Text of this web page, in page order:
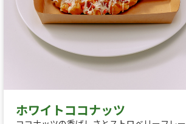
ホワイトココナッツ